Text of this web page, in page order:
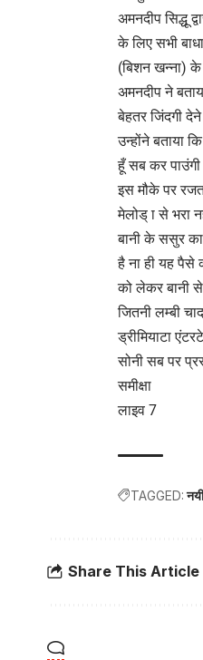
अमनदीप सिद्धू
के लिए सभी
(बिशन खन्ना)
अमनदीप ने
बेहतर जिंदगी
उन्होंने बताया
हूँ सब कर
इस मौके पर
मेलोड् ा से भरा
बानी के ससुर का
है ना ही यह पैसे
को लेकर बानी से
जितनी लम्बी
ड्रीमियाटा
सोनी सब पर
समीक्षा
लाइव 7
TAGGED:
Share This Article